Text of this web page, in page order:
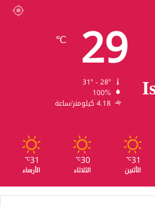
29
℃
100%
4.18 كيلومتر/ساعة
31
℃
الأثنين
30
℃
الثلاثاء
31
℃
الأربعاء